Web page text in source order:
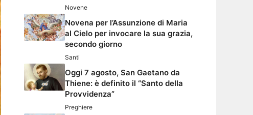
Novene
Novena per l’Assunzione di Maria
al Cielo per invocare la sua grazia,
secondo giorno
Santi
Oggi 7 agosto, San Gaetano da
Thiene: è definito il “Santo della
Provvidenza”
Preghiere